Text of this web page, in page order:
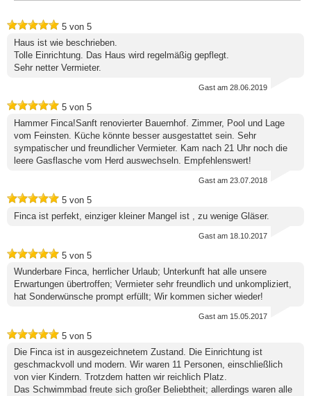
5 von 5
Haus ist wie beschrieben.
Tolle Einrichtung. Das Haus wird regelmäßig gepflegt.
Sehr netter Vermieter.
Gast am 28.06.2019
5 von 5
Hammer Finca!Sanft renovierter Bauernhof. Zimmer, Pool und Lage
vom Feinsten. Küche könnte besser ausgestattet sein. Sehr
sympatischer und freundlicher Vermieter. Kam nach 21 Uhr noch die
leere Gasflasche vom Herd auswechseln. Empfehlenswert!
Gast am 23.07.2018
5 von 5
Finca ist perfekt, einziger kleiner Mangel ist , zu wenige Gläser.
Gast am 18.10.2017
5 von 5
Wunderbare Finca, herrlicher Urlaub; Unterkunft hat alle unsere
Erwartungen übertroffen; Vermieter sehr freundlich und unkompliziert,
hat Sonderwünsche prompt erfüllt; Wir kommen sicher wieder!
Gast am 15.05.2017
5 von 5
Die Finca ist in ausgezeichnetem Zustand. Die Einrichtung ist
geschmackvoll und modern. Wir waren 11 Personen, einschließlich
von vier Kindern. Trotzdem hatten wir reichlich Platz.
Das Schwimmbad freute sich großer Beliebtheit; allerdings waren alle